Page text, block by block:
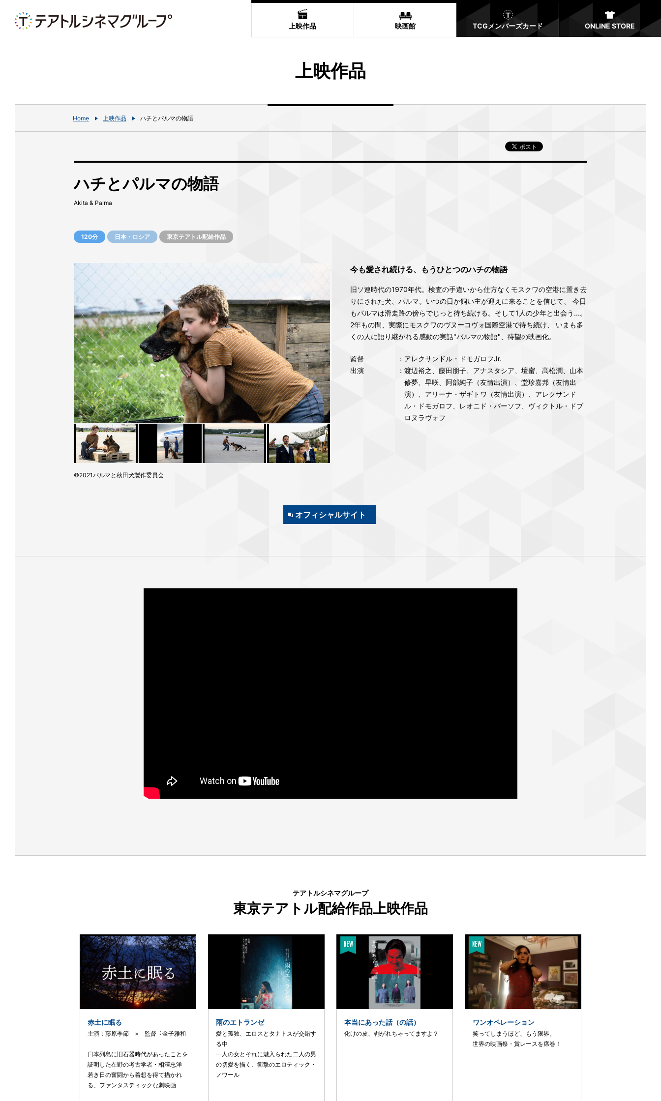
上映作品 映画館 TCGメンバーズカード ONLINE STORE
上映作品
Home 上映作品 ハチとパルマの物語
ハチとパルマの物語
Akita & Palma
120分 日本・ロシア 東京テアトル配給作品
©2021パルマと秋田犬製作委員会
今も愛され続ける、もうひとつのハチの物語
旧ソ連時代の1970年代。検査の手違いから仕方なくモスクワの空港に置き去
りにされた犬、パルマ。いつの日か飼い主が迎えに来ることを信じて、 今日
もパルマは滑走路の傍らでじっと待ち続ける。そして1人の少年と出会う...。
2年もの間、実際にモスクワのヴヌーコヴォ国際空港で待ち続け、 いまも多
くの人に語り継がれる感動の実話"パルマの物語"、待望の映画化。
監督
：アレクサンドル・ドモガロフJr.
出演
：渡辺裕之、藤田朋子、アナスタシア、壇蜜、高松潤、山本
修夢、早咲、阿部純子（友情出演）、堂珍嘉邦（友情出
演）、アリーナ・ザギトワ（友情出演）、アレクサンド
ル・ドモガロフ、レオニド・バーソフ、ヴィクトル・ドブ
ロヌラヴォフ
オフィシャルサイト
テアトルシネマグループ
東京テアトル配給作品上映作品
赤土に眠る
主演：藤原季節 × 監督︓⾦⼦雅和
⽇本列島に旧⽯器時代があったことを
証明した在野の考古学者・相澤忠洋
若き⽇の奮闘から着想を得て描かれ
る、ファンタスティックな劇映画
雨のエトランゼ
愛と孤独、エロスとタナトスが交錯す
る中
一人の女とそれに魅入られた二人の男
の切愛を描く、衝撃のエロティック・
ノワール
本当にあった話（の話）
化けの皮、剥がれちゃってますよ？
ワンオペレーション
笑ってしまうほど、もう限界。
世界の映画祭・賞レースを席巻！